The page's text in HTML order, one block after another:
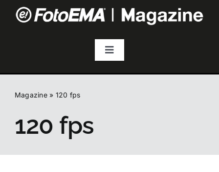
Toggle
Fotografia
Magazine» 120 fps
120 fps